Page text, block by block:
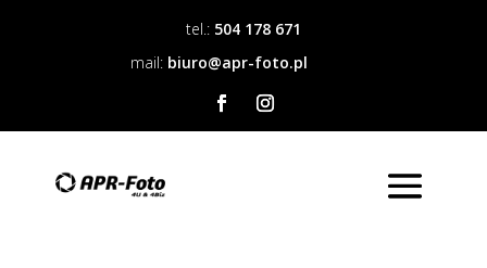
tel.: 504 178 671
mail: biuro@apr-foto.pl